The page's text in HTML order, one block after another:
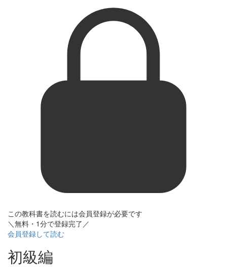
この教科書を読むには会員登録が必要です
＼無料・1分で登録完了／
会員登録して読む
初級編